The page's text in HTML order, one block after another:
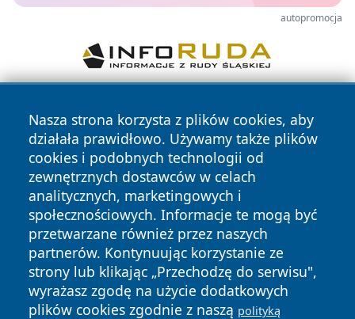
autopromocja
Nasza strona korzysta z plików cookies, aby
działała prawidłowo. Używamy także plików
cookies i podobnych technologii od
zewnętrznych dostawców w celach
analitycznych, marketingowych i
społecznościowych. Informacje te mogą być
przetwarzane również przez naszych
partnerów. Kontynuując korzystanie ze
strony lub klikając „Przechodzę do serwisu",
wyrażasz zgodę na użycie dodatkowych
plików cookies zgodnie z naszą polityką
Copyright © 2026 kielceinfo.pl Wszystkie prawa zastrzeżone.
News Autorzy
Polityka
Prywatności
Polityka
Cookies